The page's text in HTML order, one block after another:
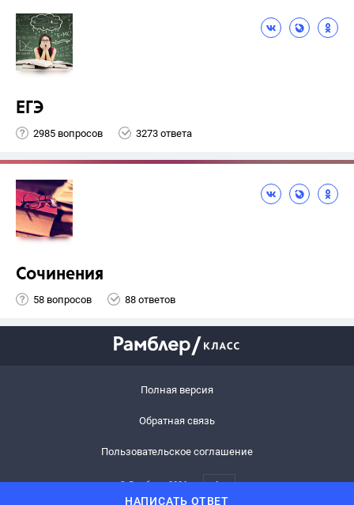
НАПИСАТЬ ОТВЕТ
ЕГЭ
2985 вопросов 3273 ответа
Сочинения
58 вопросов 88 ответов
Полная версия
Обратная связь
Пользовательское соглашение
© Рамблер,2026 6+